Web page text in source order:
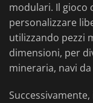
modulari. Il gioco
personalizzare
utilizzando pezzi
dimensioni, per
mineraria, navi